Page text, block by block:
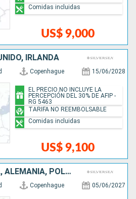
US$ 9,000
Comidas incluidas
IRLANDA
Copenhague 15/06/2028
US$ 9,100
EL PRECIO NO INCLUYE LA
PERCEPCIÓN DEL 30% DE AFIP -
RG 5463
TARIFA NO REEMBOLSABLE
Comidas incluidas
DINAMARCA, SUECIA, ALEMANIA, POLONIA, LITUANIA, LETONIA, ESTONIA, FINLANDIA
Copenhague 05/06/2027